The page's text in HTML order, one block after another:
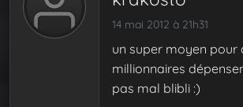
14 mai 2012 à 21h31
un super moyen pour
millionnaires
pas mal blibli :)